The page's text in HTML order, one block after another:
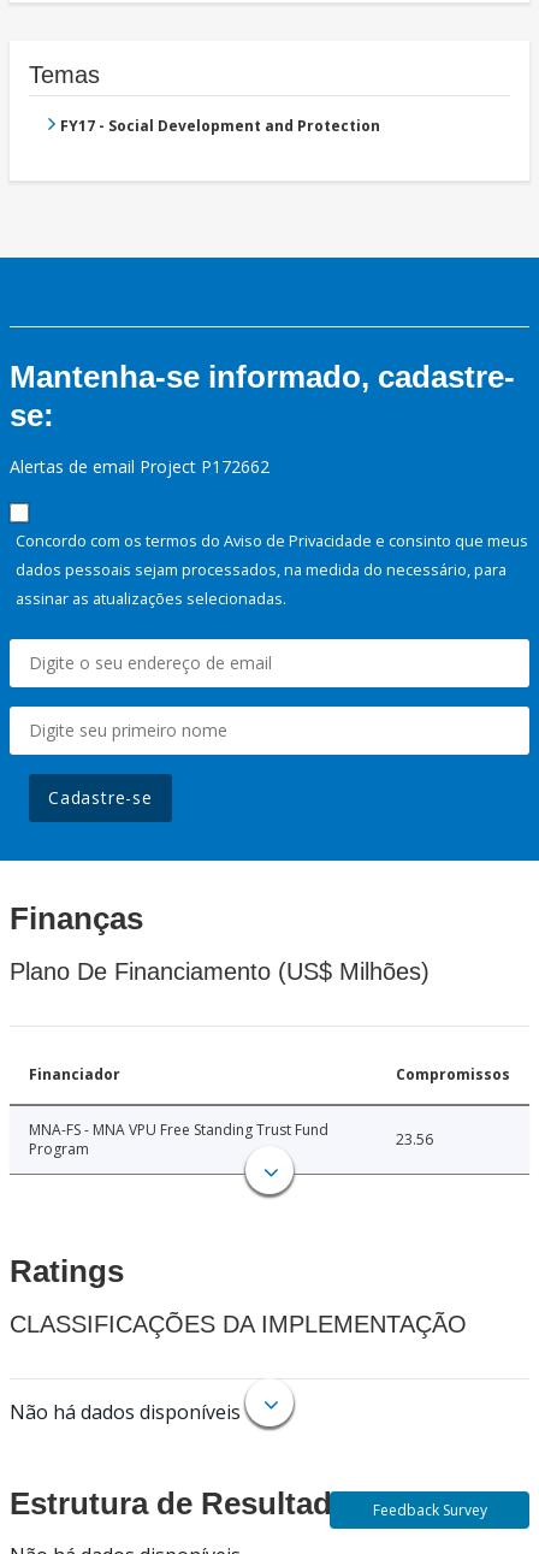
Temas
FY17 - Social Development and Protection
Mantenha-se informado, cadastre-
se:
Alertas de email Project P172662
Concordo com os termos do Aviso de Privacidade e consinto que meus
dados pessoais sejam processados, na medida do necessário, para
assinar as atualizações selecionadas.
Cadastre-se
Finanças
Plano De Financiamento (US$ Milhões)
Financiador Compromissos
MNA-FS - MNA VPU Free Standing Trust Fund
Program
23.56
Ratings
CLASSIFICAÇÕES DA IMPLEMENTAÇÃO
Não há dados disponíveis
Estrutura de Resultados Feedback Survey